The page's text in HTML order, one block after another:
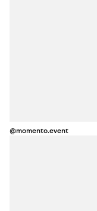
@momento.event